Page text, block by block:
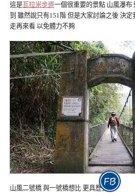
這是瓦拉米步道一個很重要的景點 山風瀑布
到 雖然說只有151階 但是大家討論之後 決定
走再來看 以免體力不夠
山風二號橋 與一號橋想比 更具歷史感